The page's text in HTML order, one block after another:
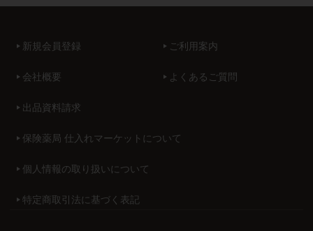
新規会員登録 ご利用案内
会社概要 よくあるご質問
出品資料請求
保険薬局 仕入れマーケットについて
個人情報の取り扱いについて
特定商取引法に基づく表記